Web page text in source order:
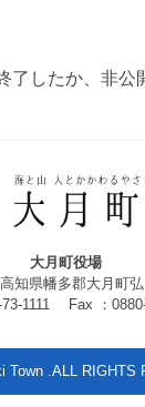
了したか、非公
大月町役場
知県幡多郡大月町
73-1111 Fax ：
Town .ALL RIGHTS